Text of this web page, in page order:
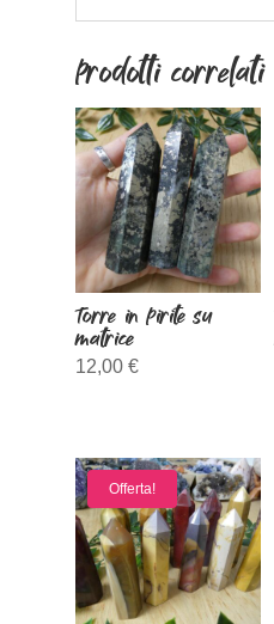
Prodotti correlati
Torre in Pirite su
matrice
12,00 €
Offerta!